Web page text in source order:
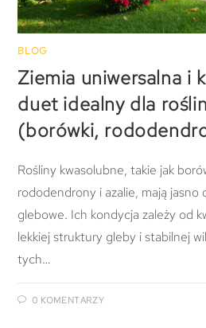
BLOG
Ziemia uniwersalna i
duet idealny dla
(borówki,
Rośliny kwasolubne, takie jak
rododendrony i azalie, mają jasno
glebowe. Ich kondycja zależy od
lekkiej struktury gleby i stabilnej
tych…
0 KOMENTARZY